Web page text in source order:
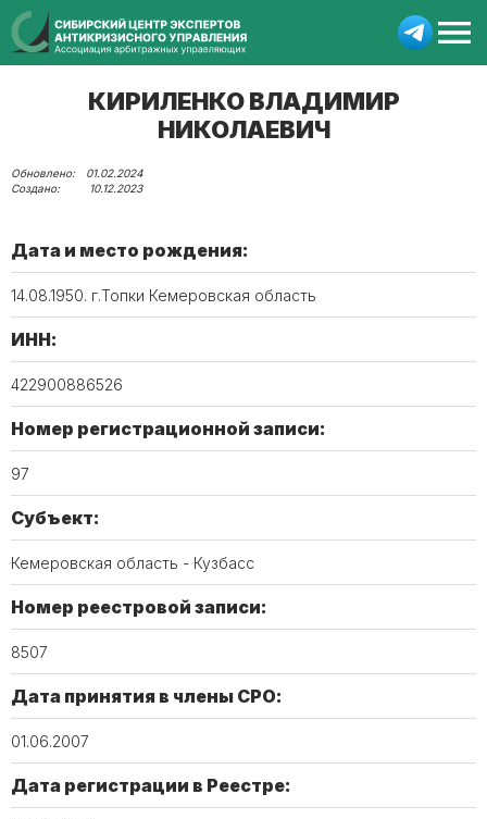
КИРИЛЕНКО ВЛАДИМИР
НИКОЛАЕВИЧ
01.02.2024
10.12.2023
Дата и место рождения:
14.08.1950. г.Топки Кемеровская область
ИНН:
422900886526
Номер регистрационной записи:
97
Субъект:
Кемеровская область - Кузбасс
Номер реестровой записи:
8507
Дата принятия в члены СРО:
01.06.2007
Дата регистрации в Реестре: